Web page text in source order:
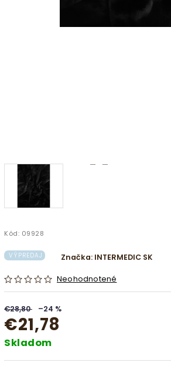
Kód: 09928
VÝPREDAJ
Neohodnotené
Značka: INTERMEDIC SK
€28,80 –24 %
€21,78
Skladom